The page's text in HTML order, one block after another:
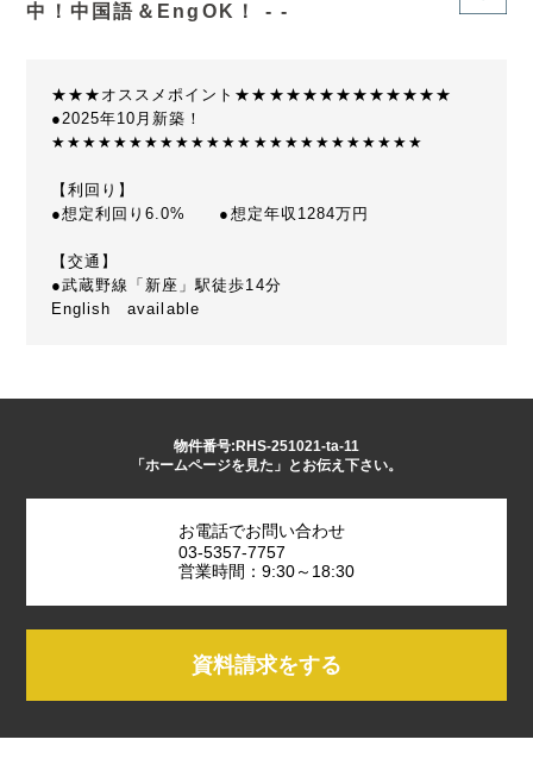
中！中国語＆EngOK！ - -
★★★オススメポイント★★★★★★★★★★★★★
●2025年10月新築！
★★★★★★★★★★★★★★★★★★★★★★★★
【利回り】
●想定利回り6.0% ●想定年収1284万円
【交通】
●武蔵野線「新座」駅徒歩14分
English available
物件番号:RHS-251021-ta-11
「ホームページを見た」とお伝え下さい。
お電話でお問い合わせ
03-5357-7757
営業時間：9:30～18:30
資料請求をする